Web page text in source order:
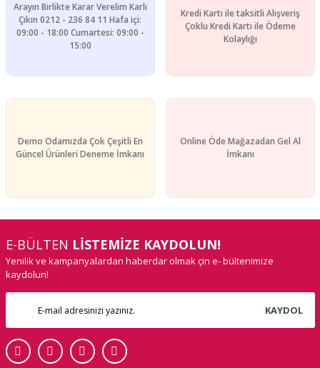
Arayın Birlikte Karar Verelim Karlı
Çıkın 0212 - 236 84 11 Hafa içi:
09:00 - 18:00 Cumartesi: 09:00 -
15:00
Kredi Kartı ile taksitli Alışveriş
Çoklu Kredi Kartı ile Ödeme
Kolaylığı
Demo Odamızda Çok Çeşitli En
Güncel Ürünleri Deneme İmkanı
Online Öde Mağazadan Gel Al
İmkanı
E-BÜLTEN LİSTEMİZE KAYDOLUN!
Yenilik ve kampanyalardan haberdar olmak çin e- bültenimize
kaydolun!
KAYDOL